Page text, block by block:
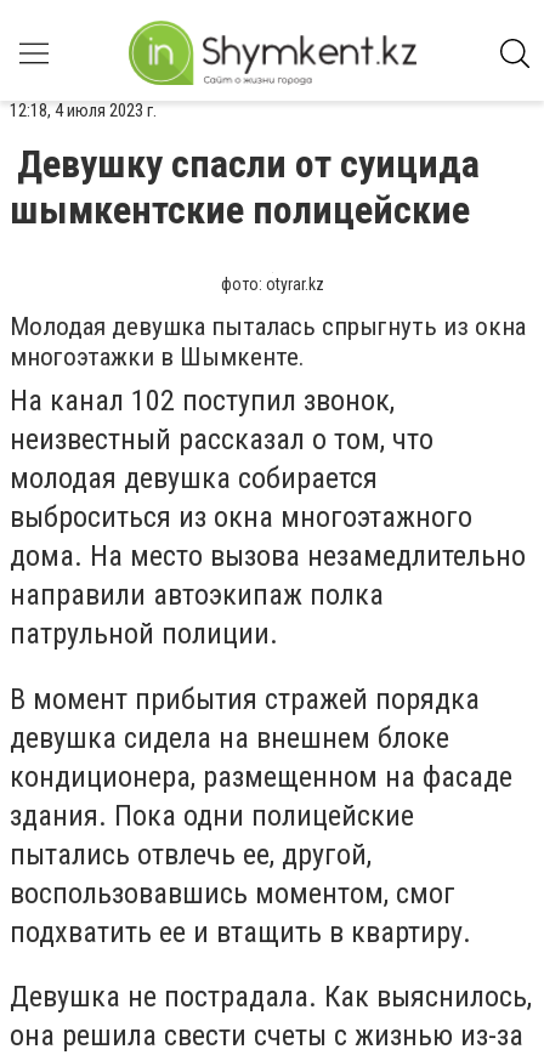
12:18, 4 июля 2023 г.
Девушку спасли от суицида
шымкентские полицейские
фото: otyrar.kz
Молодая девушка пыталась спрыгнуть из окна
многоэтажки в Шымкенте.
На канал 102 поступил звонок,
неизвестный рассказал о том, что
молодая девушка собирается
выброситься из окна многоэтажного
дома. На место вызова незамедлительно
направили автоэкипаж полка
патрульной полиции.
В момент прибытия стражей порядка
девушка сидела на внешнем блоке
кондиционера, размещенном на фасаде
здания. Пока одни полицейские
пытались отвлечь ее, другой,
воспользовавшись моментом, смог
подхватить ее и втащить в квартиру.
Девушка не пострадала. Как выяснилось,
она решила свести счеты с жизнью из-за